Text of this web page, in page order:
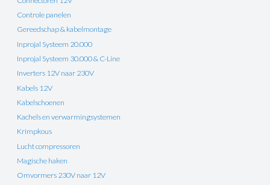
Controle panelen
Gereedschap & kabelmontage
Inprojal Systeem 20.000
Inprojal Systeem 30.000 & C-Line
Inverters 12V naar 230V
Kabels 12V
Kabelschoenen
Kachels en verwarmingsystemen
Krimpkous
Lucht compressoren
Magische haken
Omvormers 230V naar 12V